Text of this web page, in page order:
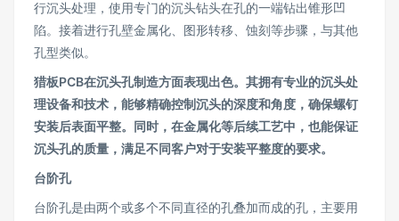
行沉头处理，使用专门的沉头钻头在孔的一端钻出锥形凹
陷。接着进行孔壁金属化、图形转移、蚀刻等步骤，与其他
孔型类似。
猎板PCB在沉头孔制造方面表现出色。其拥有专业的沉头处
理设备和技术，能够精确控制沉头的深度和角度，确保螺钉
安装后表面平整。同时，在金属化等后续工艺中，也能保证
沉头孔的质量，满足不同客户对于安装平整度的要求。
台阶孔
台阶孔是由两个或多个不同直径的孔叠加而成的孔，主要用